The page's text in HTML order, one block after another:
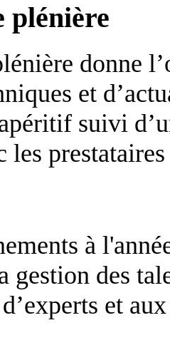
plénière
donne
et
suivi
les
à
gestion des
et